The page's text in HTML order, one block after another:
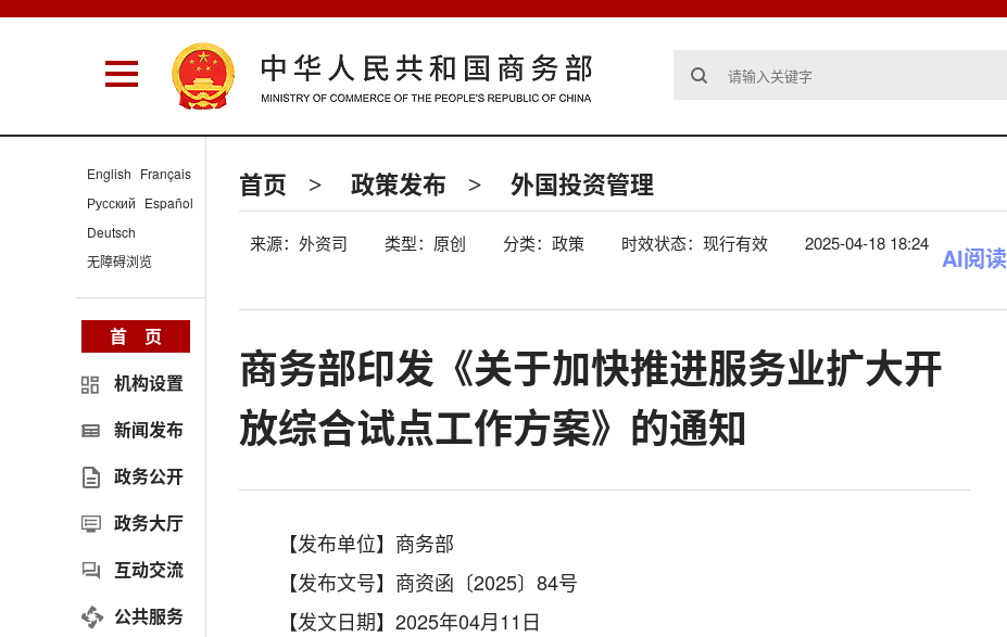
首页 > 政策发布 > 外国投资管理
来源：外资司 类型：原创 分类：政策 时效状态：现行有效 2025-04-18 18:24 AI阅读
商务部印发《关于加快推进服务业扩大开
放综合试点工作方案》的通知
【发布单位】商务部
【发布文号】商资函〔2025〕84号
【发文日期】2025年04月11日
English Français
Русский Español
Deutsch
无障碍浏览
首 页
机构设置
新闻发布
政务公开
政务大厅
互动交流
公共服务